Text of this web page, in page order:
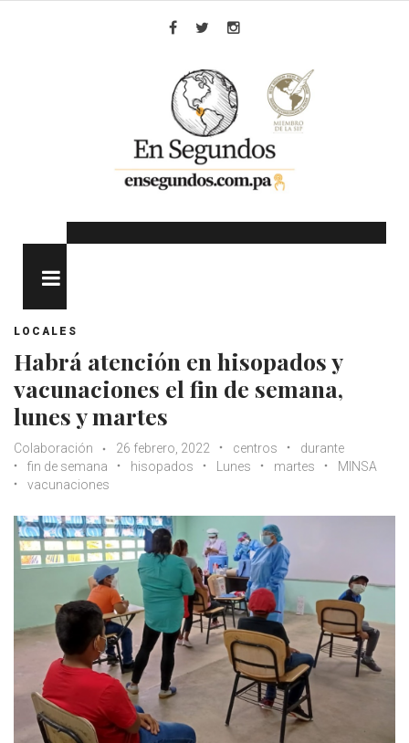
LOCALES
Habrá atención en hisopados y
vacunaciones el fin de semana,
lunes y martes
Colaboración 26 febrero, 2022 centros
durante
fin de semana
hisopados Lunes martes
MINSA
vacunaciones